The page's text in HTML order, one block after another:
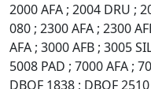
2000 AFA ; 2004 DRU ;
080 ; 2300 AFA ; 2300
AFA ; 3000 AFB ; 3005
5008 PAD ; 7000 AFA ;
DBOF 1838 ; DBOF